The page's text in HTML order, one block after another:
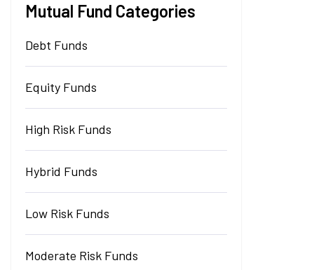
Mutual Fund Categories
Debt Funds
Equity Funds
High Risk Funds
Hybrid Funds
Low Risk Funds
Moderate Risk Funds